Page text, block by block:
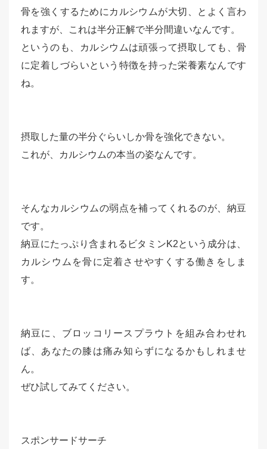
骨を強くするためにカルシウムが大切、とよく言わ
れますが、これは半分正解で半分間違いなんです。
というのも、カルシウムは頑張って摂取しても、骨
に定着しづらいという特徴を持った栄養素なんです
ね。
摂取した量の半分ぐらいしか骨を強化できない。
これが、カルシウムの本当の姿なんです。
そんなカルシウムの弱点を補ってくれるのが、納豆
です。
納豆にたっぷり含まれるビタミンK2という成分は、
カルシウムを骨に定着させやすくする働きをしま
す。
納豆に、ブロッコリースプラウトを組み合わせれ
ば、あなたの膝は痛み知らずになるかもしれませ
ん。
ぜひ試してみてください。
スポンサードサーチ